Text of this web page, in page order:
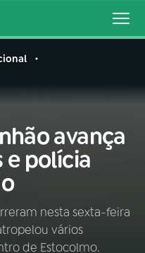
avança
e polícia
nesta sexta-feira
vários
de Estocolmo.